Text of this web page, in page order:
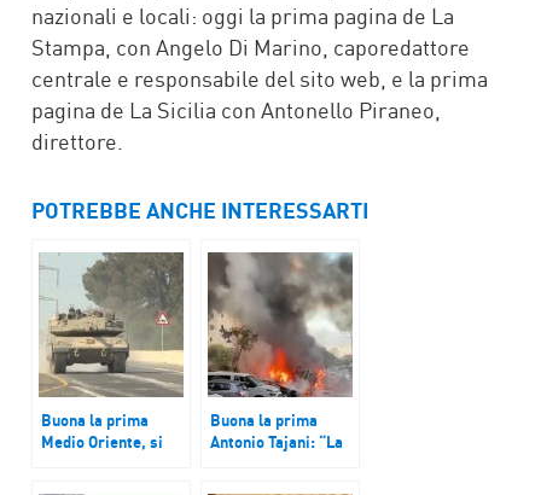
nazionali e locali: oggi la prima pagina de La
Stampa, con Angelo Di Marino, caporedattore
centrale e responsabile del sito web, e la prima
pagina de La Sicilia con Antonello Piraneo,
direttore.
POTREBBE ANCHE INTERESSARTI
Buona la prima
Medio Oriente, si
Buona la prima
Antonio Tajani: “La